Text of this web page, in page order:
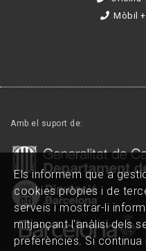
Mòbil
Amb el suport de:
Els informem que a
cookies pròpies i de
serveis i mostrar-li
mitjançant l'anàlisi dels
preferències. Si